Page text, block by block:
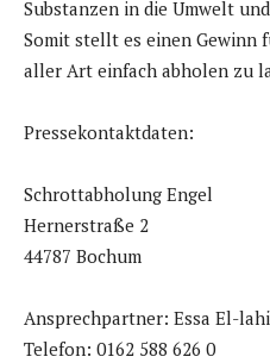
Substanzen in die Umwelt
Somit stellt es einen Gewinn
aller Art einfach abholen zu
Pressekontaktdaten:
Schrottabholung Engel
Hernerstraße 2
44787 Bochum
Ansprechpartner: Essa El-
Telefon: 0162 588 626 0